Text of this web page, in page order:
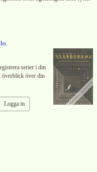
.
serier i din
överblick över din
Logga in